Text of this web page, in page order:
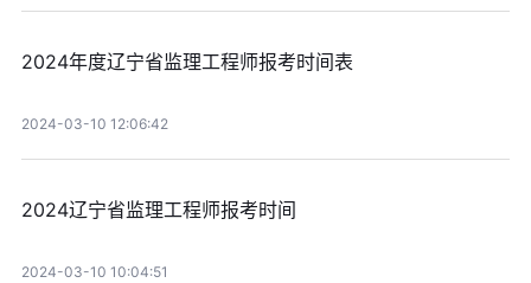
2024年度辽宁省监理工程师报考时间表
2024-03-10 12:06:42
2024辽宁省监理工程师报考时间
2024-03-10 10:04:51